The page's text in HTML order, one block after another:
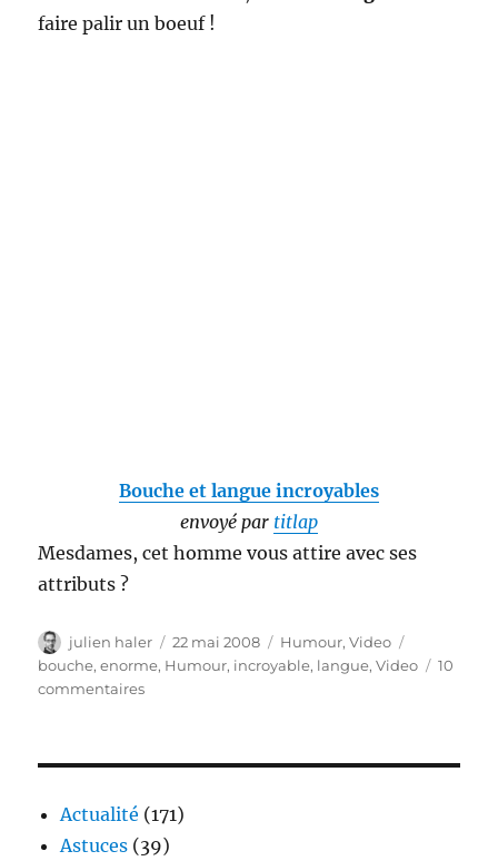
faire palir un boeuf !
Bouche et langue incroyables
envoyé par titlap
Mesdames, cet homme vous attire avec ses
attributs ?
Auteur
julien haler
Publié
le
22 mai 2008 Catégories
Humour,Video
bouche,enorme, Humour, incroyable, langue,Video
10
commentairessur
sa
poche
Actualité (171)
Astuces (39)